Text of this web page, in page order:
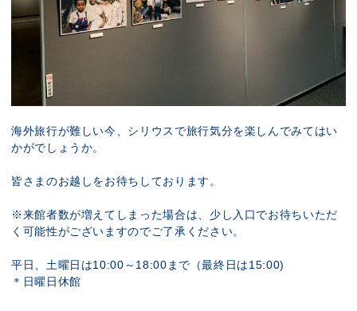
海外旅行が難しい今、シリウスで旅行気分を楽しんでみてはい
かがでしょうか。
皆さまのお越しをお待ちしております。
※来館者数が増えてしまった場合は、少し入口でお待ちいただ
く可能性がございますのでご了承ください。
平日、土曜日は10:00～18:00まで（最終日は15:00)
＊日曜日休館